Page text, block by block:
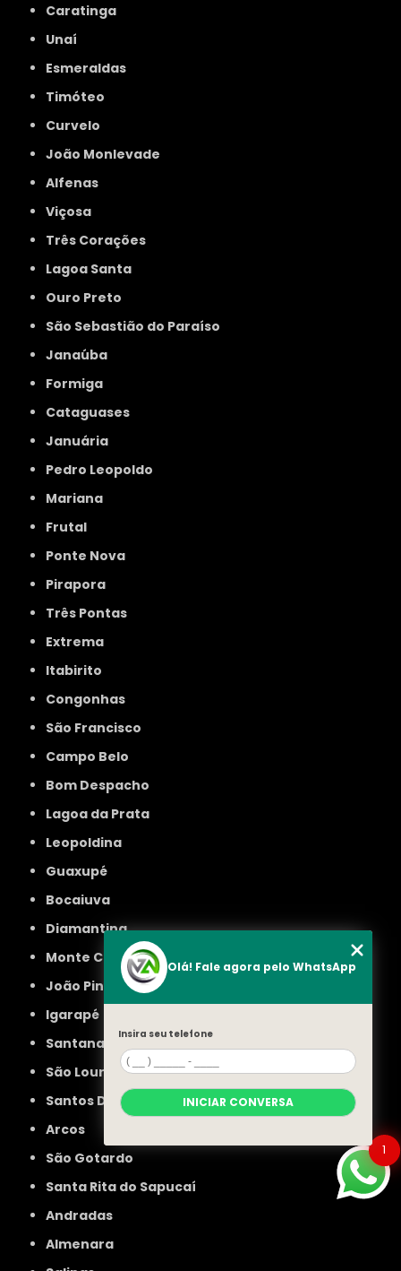
Caratinga
Unaí
Esmeraldas
Timóteo
Curvelo
João Monlevade
Alfenas
Viçosa
Três Corações
Lagoa Santa
Ouro Preto
São Sebastião do Paraíso
Janaúba
Formiga
Cataguases
Januária
Pedro Leopoldo
Mariana
Frutal
Ponte Nova
Pirapora
Três Pontas
Extrema
Itabirito
Congonhas
São Francisco
Campo Belo
Bom Despacho
Lagoa da Prata
Leopoldina
Guaxupé
Bocaiuva
Diamantina
Monte Carmelo
João Pinheiro
Igarapé
Santana do Paraíso
São Lourenço
Santos Dumont
Arcos
São Gotardo
Santa Rita do Sapucaí
Andradas
Almenara
1
Olá! Fale agora pelo WhatsApp
Insira seu telefone
INICIAR CONVERSA